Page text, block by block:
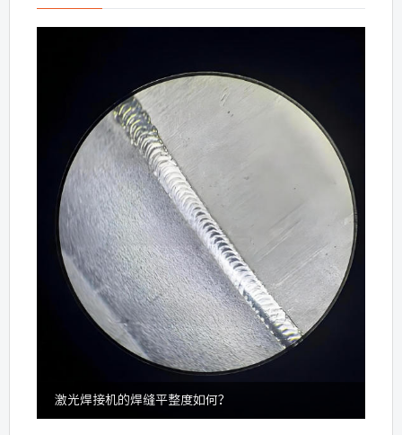
激光焊接机的焊缝平整度如何？